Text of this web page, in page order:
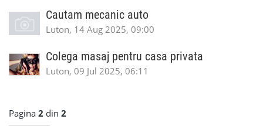
Cautam mecanic auto
Luton, 14 Aug 2025, 09:00
Colega masaj pentru casa privata
Luton, 09 Jul 2025, 06:11
Pagina 2 din 2